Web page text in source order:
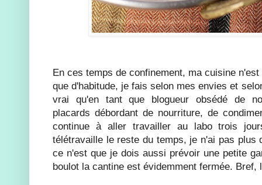
En ces temps de confinement, ma cuisine
que d'habitude, je fais selon mes envies et
vrai qu'en tant que blogueur obsédé de
placards débordant de nourriture, de
continue à aller travailler au labo trois
télétravaille le reste du temps, je n'ai pas plus
ce n'est que je dois aussi prévoir une petite
boulot la cantine est évidemment fermée. Bref,